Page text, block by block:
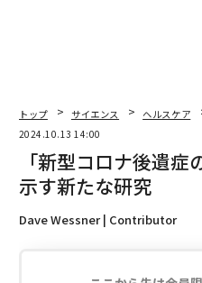
トップ サイエンス ヘルスケア
2024.10.13 14:00
「新型コロナ後遺
示す新たな研究
Dave Wessner | Contributor